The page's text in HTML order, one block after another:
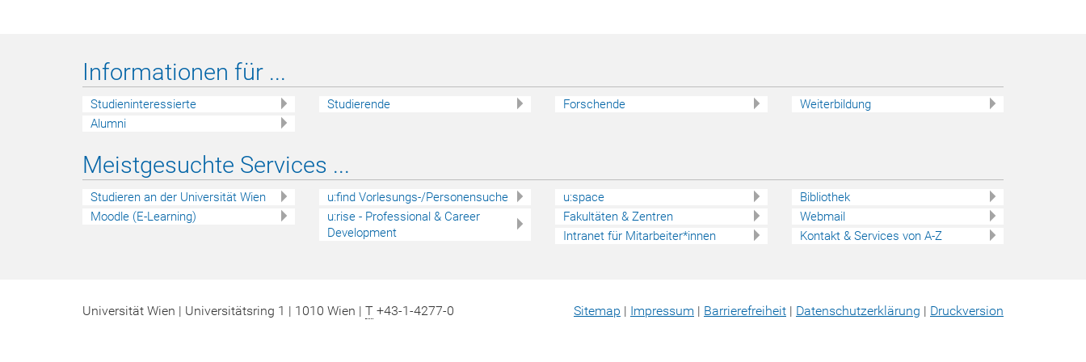
Informationen für ...
Studieninteressierte Studierende Forschende
Weiterbildung
Alumni
Meistgesuchte Services ...
Studieren an der Universität Wien u:find Vorlesungs-/Personensuche u:space
Bibliothek
Moodle (E-Learning)
u:rise - Professional & Career
Development
Fakultäten & Zentren
Webmail
Intranet für Mitarbeiter*innen
Kontakt & Services von A-Z
Universität Wien | Universitätsring 1 | 1010 Wien | T +43-1-4277-0 Sitemap | Impressum | Barrierefreiheit | Datenschutz­erklärung | Druckversion